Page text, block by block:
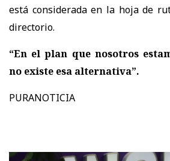
está considerada en la hoja de
directorio.
“En el plan que nosotros
no existe esa alternativa”.
PURANOTICIA